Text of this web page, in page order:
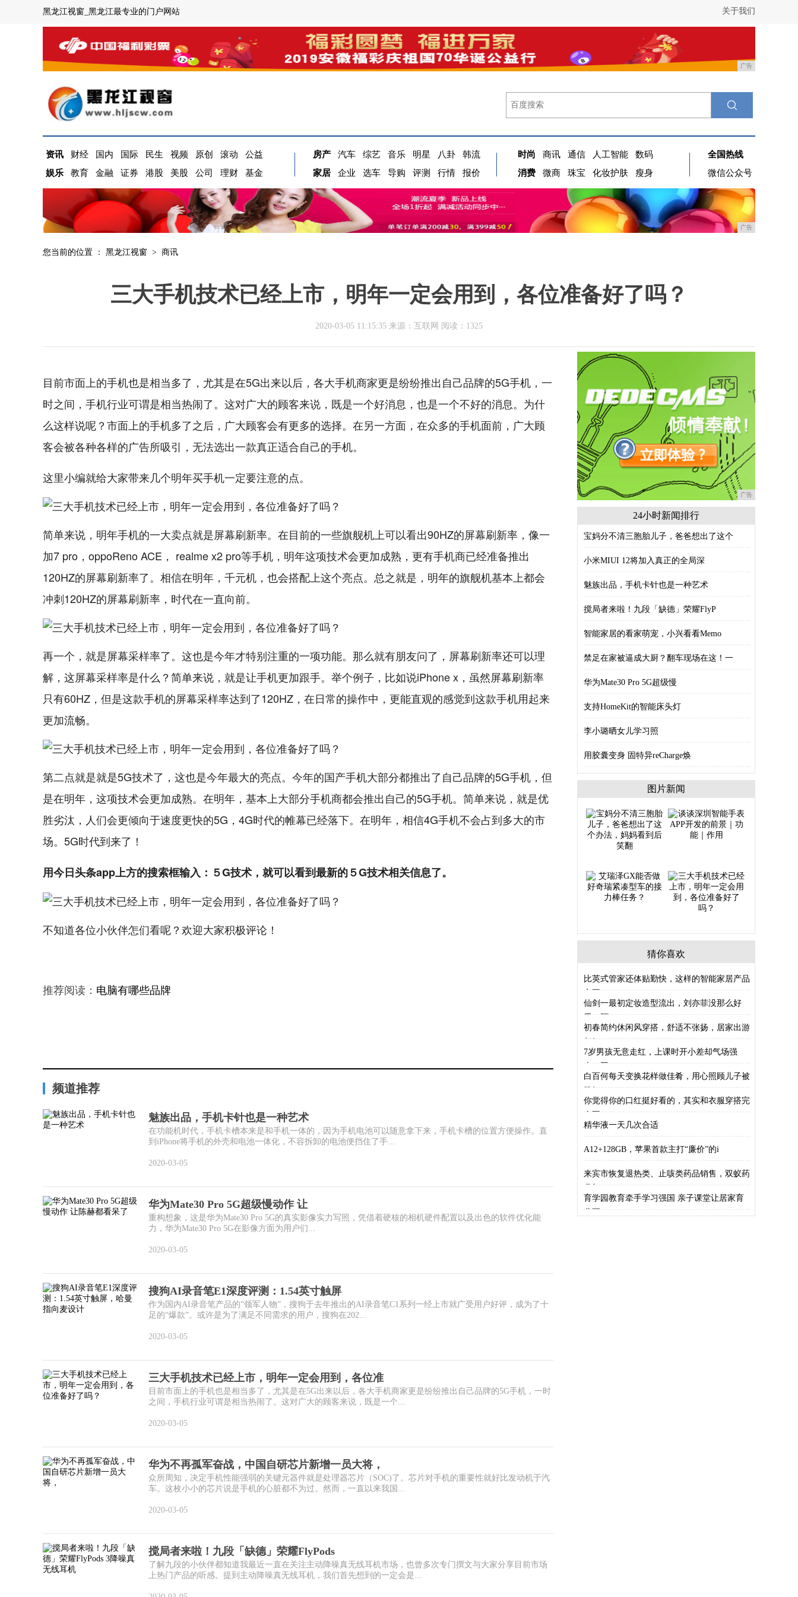
关于我们
黑龙江视窗_黑龙江最专业的门户网站
广告
资讯 财经 国内 国际 民生 视频 原创 滚动
公益
娱乐
教育 金融 证券 港股 美股 公司 理财 基金
房产 汽车 综艺 音乐 明星 八卦
韩流
家居
企业 选车 导购 评测 行情 报价
时尚 商讯 通信 人工智能
数码
消费
微商 珠宝 化妆护肤 瘦身
全国热线
微信公众号
广告
您当前的位置 ： 黑龙江视窗 > 商讯
三大手机技术已经上市，明年一定会用到，各位准备好了吗？
2020-03-05 11:15:35 来源：互联网 阅读：1325
目前市面上的手机也是相当多了，尤其是在5G出来以后，各大手机商家更是纷纷推出自己品牌的5G手机，一
时之间，手机行业可谓是相当热闹了。这对广大的顾客来说，既是一个好消息，也是一个不好的消息。为什
么这样说呢？市面上的手机多了之后，广大顾客会有更多的选择。在另一方面，在众多的手机面前，广大顾
客会被各种各样的广告所吸引，无法选出一款真正适合自己的手机。
这里小编就给大家带来几个明年买手机一定要注意的点。
简单来说，明年手机的一大卖点就是屏幕刷新率。在目前的一些旗舰机上可以看出90HZ的屏幕刷新率，像一
加7 pro，oppoReno ACE， realme x2 pro等手机，明年这项技术会更加成熟，更有手机商已经准备推出
120HZ的屏幕刷新率了。相信在明年，千元机，也会搭配上这个亮点。总之就是，明年的旗舰机基本上都会
冲刺120HZ的屏幕刷新率，时代在一直向前。
再一个，就是屏幕采样率了。这也是今年才特别注重的一项功能。那么就有朋友问了，屏幕刷新率还可以理
解，这屏幕采样率是什么？简单来说，就是让手机更加跟手。举个例子，比如说iPhone x，虽然屏幕刷新率
只有60HZ，但是这款手机的屏幕采样率达到了120HZ，在日常的操作中，更能直观的感觉到这款手机用起来
更加流畅。
第二点就是就是5G技术了，这也是今年最大的亮点。今年的国产手机大部分都推出了自己品牌的5G手机，但
是在明年，这项技术会更加成熟。在明年，基本上大部分手机商都会推出自己的5G手机。简单来说，就是优
胜劣汰，人们会更倾向于速度更快的5G，4G时代的帷幕已经落下。在明年，相信4G手机不会占到多大的市
场。5G时代到来了！
用今日头条app上方的搜索框输入：５G技术，就可以看到最新的５G技术相关信息了。
不知道各位小伙伴怎们看呢？欢迎大家积极评论！
推荐阅读： 电脑有哪些品牌
频道推荐
魅族出品，手机卡针也是一种艺术
在功能机时代，手机卡槽本来是和手机一体的，因为手机电池可以随意拿下来，手机卡槽的位置方便操作。直
到iPhone将手机的外壳和电池一体化，不容拆卸的电池便挡住了手...
2020-03-05
华为Mate30 Pro 5G超级慢动作 让
重构想象，这是华为Mate30 Pro 5G的真实影像实力写照，凭借着硬核的相机硬件配置以及出色的软件优化能
力，华为Mate30 Pro 5G在影像方面为用户们...
2020-03-05
搜狗AI录音笔E1深度评测：1.54英寸触屏
作为国内AI录音笔产品的“领军人物”，搜狗于去年推出的AI录音笔C1系列一经上市就广受用户好评，成为了十
足的“爆款”。或许是为了满足不同需求的用户，搜狗在202...
2020-03-05
三大手机技术已经上市，明年一定会用到，各位准
目前市面上的手机也是相当多了，尤其是在5G出来以后，各大手机商家更是纷纷推出自己品牌的5G手机，一时
之间，手机行业可谓是相当热闹了。这对广大的顾客来说，既是一个...
2020-03-05
华为不再孤军奋战，中国自研芯片新增一员大将，
众所周知，决定手机性能强弱的关键元器件就是处理器芯片（SOC)了。芯片对手机的重要性就好比发动机于汽
车。这枚小小的芯片说是手机的心脏都不为过。然而，一直以来我国...
2020-03-05
搅局者来啦！九段「缺德」荣耀FlyPods
了解九段的小伙伴都知道我最近一直在关注主动降噪真无线耳机市场，也曾多次专门撰文与大家分享目前市场
上热门产品的听感。提到主动降噪真无线耳机，我们首先想到的一定会是...
广告
24小时新闻排行
宝妈分不清三胞胎儿子，爸爸想出了这个
小米MIUI 12将加入真正的全局深
魅族出品，手机卡针也是一种艺术
搅局者来啦！九段「缺德」荣耀FlyP
智能家居的看家萌宠，小兴看看Memo
禁足在家被逼成大厨？翻车现场在这！一
华为Mate30 Pro 5G超级慢
支持HomeKit的智能床头灯
李小璐晒女儿学习照
用胶囊变身 固特异reCharge焕
图片新闻
猜你喜欢
比英式管家还体贴勤快，这样的智能家居产品
它不
仙剑一最初定妆造型流出，刘亦菲没那么好
看，阿
初春简约休闲风穿搭，舒适不张扬，居家出游
都好
7岁男孩无意走红，上课时开小差却气场强
大，网
白百何每天变换花样做佳肴，用心照顾儿子被
赞好
你觉得你的口红挺好看的，其实和衣服穿搭完
全不
精华液一天几次合适
A12+128GB，苹果首款主打“廉价”的i
来宾市恢复退热类、止咳类药品销售，双蚁药
业加
育学园教育牵手学习强国 亲子课堂让居家育
儿更